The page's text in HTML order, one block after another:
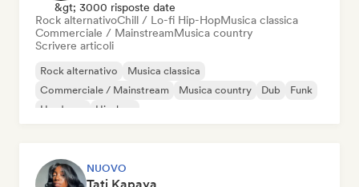
&gt; 3000 risposte date
Rock alternativoChill / Lo-fi Hip-HopMusica classica
Commerciale / MainstreamMusica country
Scrivere articoli
Rock alternativo
Musica classica
Commerciale / Mainstream
Musica country Dub
Funk
Hardcore
Hip-hop
NUOVO
Tati Kapaya